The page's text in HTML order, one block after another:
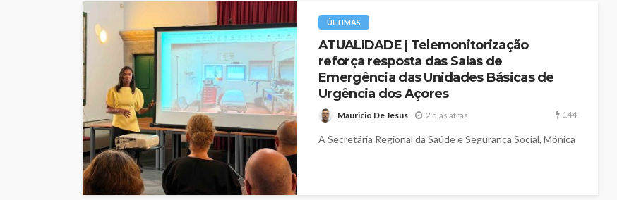
ÚLTIMAS
ATUALIDADE | Telemonitorização
reforça resposta das Salas de
Emergência das Unidades Básicas de
Urgência dos Açores
Mauricio De Jesus 2 dias atrás 144
A Secretária Regional da Saúde e Segurança Social, Mónica